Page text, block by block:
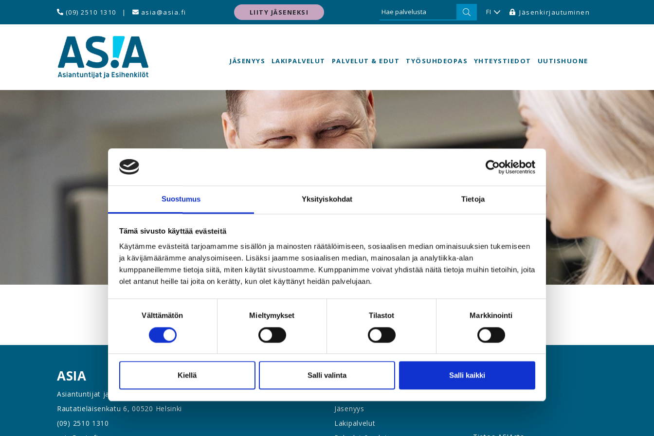
Suostumus Yksityiskohdat Tietoja
Tämä sivusto käyttää evästeitä
Käytämme evästeitä tarjoamamme sisällön ja mainosten räätälöimiseen, sosiaalisen median ominaisuuksien tukemiseen
ja kävijämäärämme analysoimiseen. Lisäksi jaamme sosiaalisen median, mainosalan ja analytiikka-alan
kumppaneillemme tietoja siitä, miten käytät sivustoamme. Kumppanimme voivat yhdistää näitä tietoja muihin tietoihin, joita
olet antanut heille tai joita on kerätty, kun olet käyttänyt heidän palvelujaan.
Välttämätön Mieltymykset Tilastot Markkinointi
Kiellä Salli valinta Salli kaikki
(09) 2510 1310 | asia@asia.fi LIITY JÄSENEKSI FI Jäsenkirjautuminen
JÄSENYYS LAKIPALVELUT PALVELUT & EDUT TYÖSUHDEOPAS YHTEYSTIEDOT UUTISHUONE
Uutishuone - syöte
ASIA
Asiantuntijat ja Esihenkilöt ASIA ry
Rautatieläisenkatu 6, 00520 Helsinki
(09) 2510 1310
Jäsenyys
Lakipalvelut